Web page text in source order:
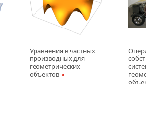
Уравнения в частных
производных для
геометрических
объектов